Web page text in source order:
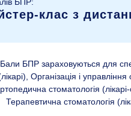
БПР:
клас з
Бали БПР зараховуються для
Організація і
стоматологія
Терапевтична стоматологія